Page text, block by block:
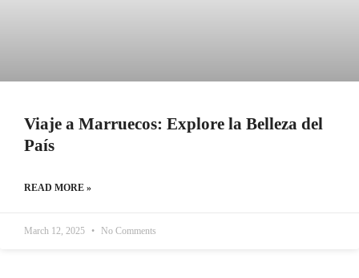
Viaje a Marruecos: Explore la Belleza del
País
READ MORE »
March 12, 2025 No Comments